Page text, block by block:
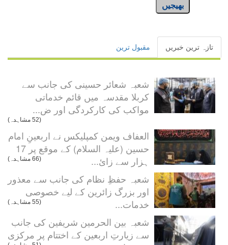
بھیجیں
تازہ ترین خبریں مقبول ترین
شعبہ شعائر حسینی کی جانب سے
کربلا مقدسہ میں قائم خدماتی
مواکب کی کارکردگی اور ض...
(52 مشاہدہ)
العفاف ویمن کمپلیکس نے اربعینِ امام
حسین (علیہ السلام) کے موقع پر 17
ہزار سے زائ...
(66 مشاہدہ)
شعبہ حفظِ نظام کی جانب سے معذور
اور بزرگ زائرین کے لیے خصوصی
خدمات...
(55 مشاہدہ)
شعبہ بین الحرمین شریفین کی جانب
سے زیارتِ اربعین کے اختتام پر مرکزی